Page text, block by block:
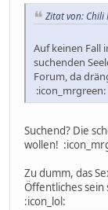
Zitat von: Chili
Auf keinen Fall
suchenden
Forum, da
:icon_mrgreen:
Suchend? Die
wollen!
Zu dumm, das
Öffentliches
:icon_lol: